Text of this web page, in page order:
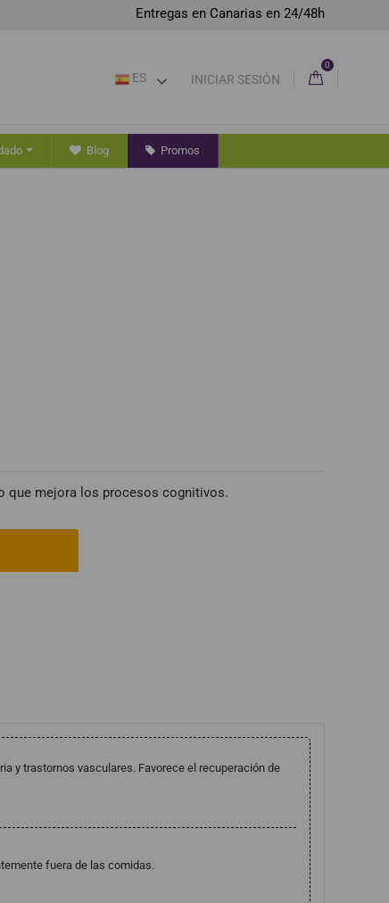
Entregas en Canarias en 24/48h
ES INICIAR SESIÓN
0
Blog Promos
que mejora los procesos cognitivos.
y trastornos vasculares. Favorece el recuperación de
fuera de las comidas.